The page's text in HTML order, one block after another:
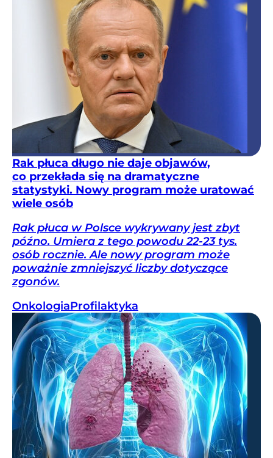
Rak płuca długo nie daje objawów,
co przekłada się na dramatyczne
statystyki. Nowy program może uratować
wiele osób
Rak płuca w Polsce wykrywany jest zbyt
późno. Umiera z tego powodu 22-23 tys.
osób rocznie. Ale nowy program może
poważnie zmniejszyć liczby dotyczące
zgonów.
OnkologiaProfilaktyka